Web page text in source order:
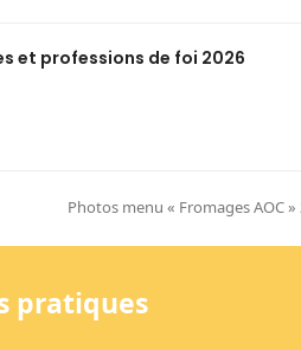
et professions de foi 2026
next
post:
Photos menu « Fromages AOC
pratiques